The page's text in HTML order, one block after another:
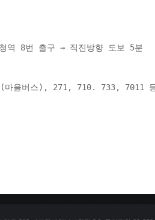
역 8번 출구 → 직진방향 도보 5분
을버스), 271, 710. 733, 7011 등